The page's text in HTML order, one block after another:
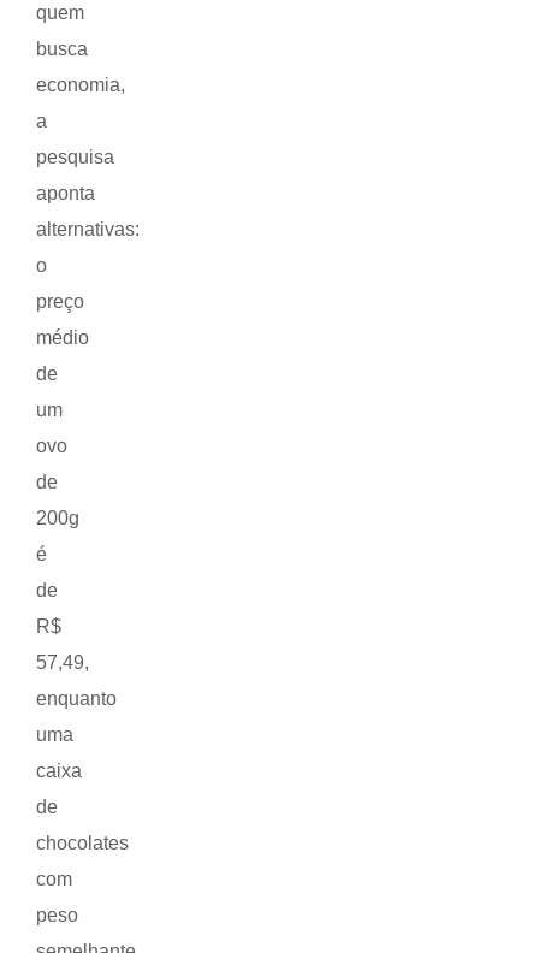
quem
busca
economia,
a
pesquisa
aponta
alternativas:
o
preço
médio
de
um
ovo
de
200g
é
de
R$
57,49,
enquanto
uma
caixa
de
chocolates
com
peso